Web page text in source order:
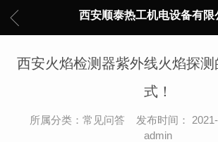
西安顺泰热工机电设备有限
西安火焰检测器紫外线火焰探
式！
所属分类：常见问答 发布时间：
admin